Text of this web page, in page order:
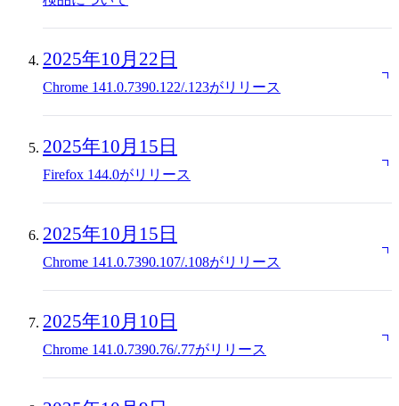
2025年10月22日
Chrome 141.0.7390.122/.123がリリース
2025年10月15日
Firefox 144.0がリリース
2025年10月15日
Chrome 141.0.7390.107/.108がリリース
2025年10月10日
Chrome 141.0.7390.76/.77がリリース